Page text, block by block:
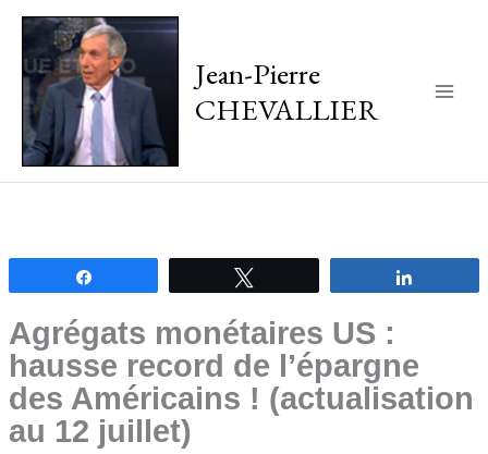
Jean-Pierre
CHEVALLIER
Agrégats monétaires US :
hausse record de l’épargne
des Américains ! (actualisation
au 12 juillet)